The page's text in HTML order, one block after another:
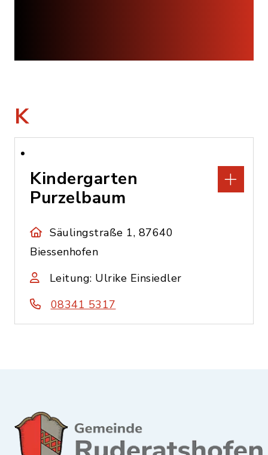
K
Kindergarten
Purzelbaum
Säulingstraße 1, 87640
Biessenhofen
Leitung: Ulrike Einsiedler
08341 5317